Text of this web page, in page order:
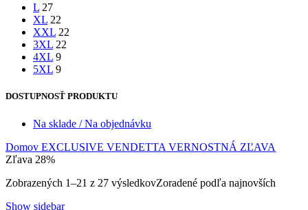
L 27
XL 22
XXL 22
3XL 22
4XL 9
5XL 9
DOSTUPNOSŤ PRODUKTU
Na sklade / Na objednávku
Domov EXCLUSIVE VENDETTA VERNOSTNÁ ZĽAVA
Zľava 28%
Zobrazených 1–21 z 27 výsledkovZoradené podľa najnovších
Show sidebar